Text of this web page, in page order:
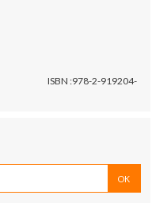
ISBN :978-2-919204-